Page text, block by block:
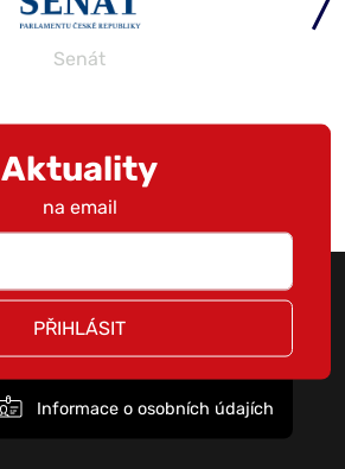
Senát
Aktuality
na email
PŘIHLÁSIT
Informace o osobních údajích